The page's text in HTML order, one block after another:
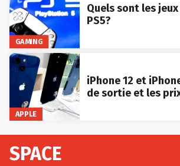
GAMING
Quels sont les
PS5?
APPLE
iPhone 12 et
de sortie et les
SPACE